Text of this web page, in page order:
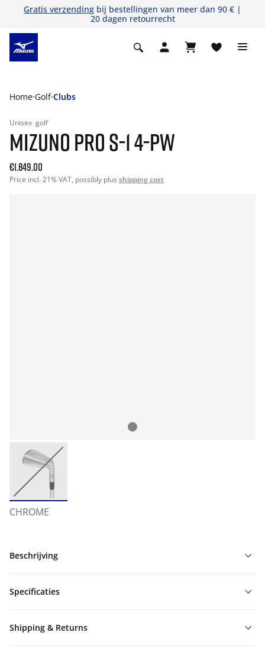
Gratis verzending bij bestellingen van meer dan 90 € |
20 dagen retourrecht
Home Golf Clubs
Unisex golf
MIZUNO PRO S-1 4-PW
€1.849.00
Price incl. 21% VAT, possibly plus shipping cost
CHROME
Beschrijving
Specificaties
Shipping & Returns